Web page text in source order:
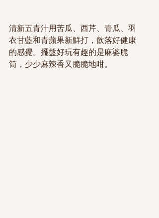
清新五青汁用苦瓜、西芹、青瓜、羽
衣甘藍和青蘋果新鮮打，飲落好健康
的感覺。擺盤好玩有趣的是麻婆脆
筒，少少麻辣香又脆脆地咁。